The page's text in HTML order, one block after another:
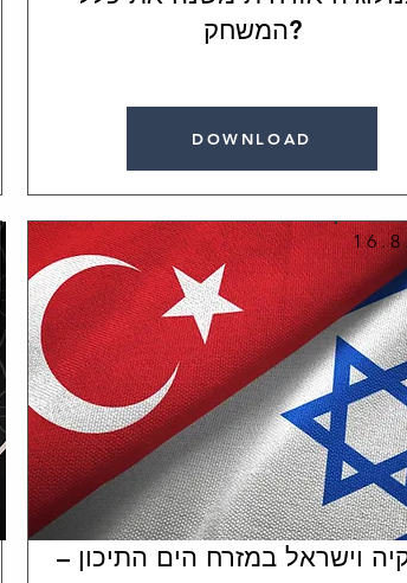
המשחק?
DOWNLOAD
וישראל במזרח הים התיכון –